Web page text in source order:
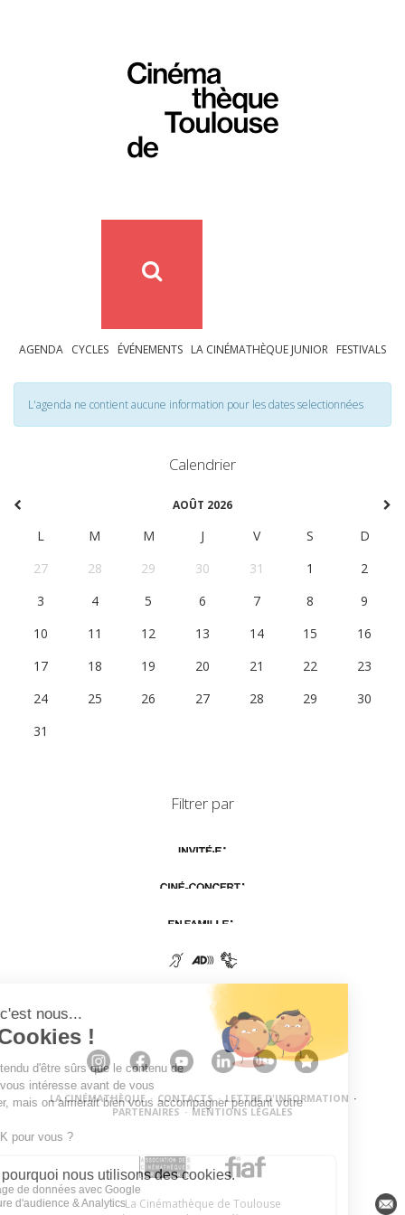
AGENDA CYCLES ÉVÉNEMENTS LA CINÉMATHÈQUE JUNIOR FESTIVALS
L'agenda ne contient aucune information pour les dates selectionnées
Calendrier
AOÛT 2026
L M M J V S
D
27
28 29 30 31 1
2
3
4 5 6 7 8
9
10
11 12 13 14 15
16
17
18 19 20 21 22
23
24
25 26 27 28 29
30
31
Filtrer par
LA CINÉMATHÈQUE · CONTACTS · LETTRE D'INFORMATION ·
PARTENAIRES · MENTIONS LÉGALES
La Cinémathèque de Toulouse